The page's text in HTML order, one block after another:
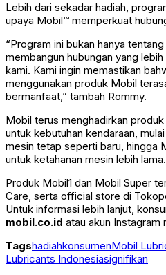
Lebih dari sekadar hadiah,
upaya Mobil™ memperkuat
“Program ini bukan hanya
membangun hubungan yang
kami. Kami ingin memastikan
menggunakan produk Mobil
bermanfaat,” tambah Rommy.
Mobil terus menghadirkan
untuk kebutuhan kendaraan,
mesin tetap seperti baru, hingga
untuk ketahanan mesin lebih lama.
Produk Mobil1 dan Mobil Super
Care, serta official store di
Untuk informasi lebih lanjut,
mobil.co.id atau akun Instagram
TagshadiahkonsumenMobil
Lubricants Indonesiasignifikan